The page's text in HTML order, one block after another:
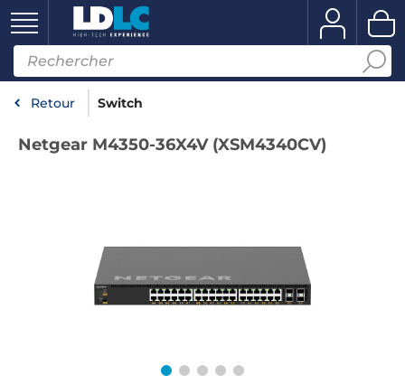
Retour Switch
Netgear M4350-36X4V (XSM4340CV)